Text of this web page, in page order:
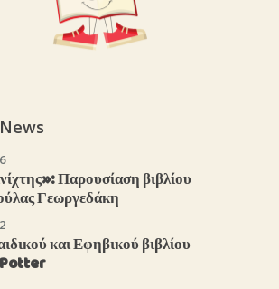
Παρουσίαση βιβλίου
Γεωργεδάκη
και Εφηβικού βιβλίου